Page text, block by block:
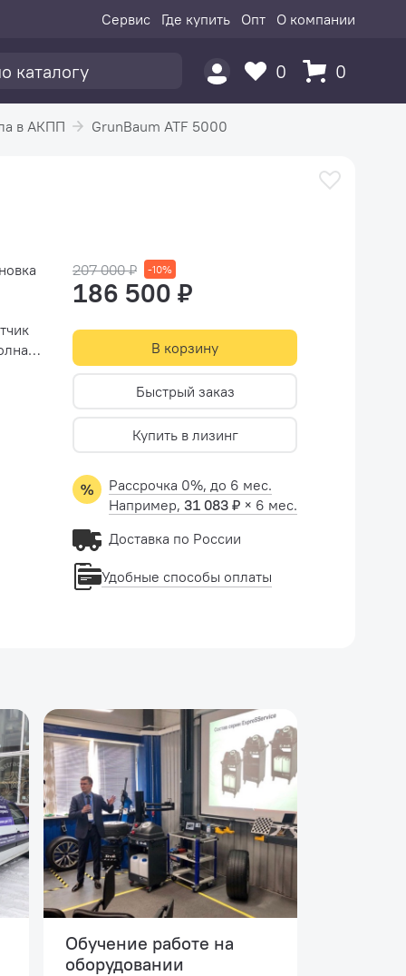
Сервис Где купить Опт О компании
0 0
в АКПП GrunBaum ATF 5000
207 000 ₽ -10%
186 500 ₽
В корзину
Быстрый заказ
Купить в лизинг
Рассрочка 0%, до 6 мес.
Например, 31 083 ₽ × 6 мес.
Доставка по России
Удобные способы оплаты
Обучение работе на
оборудовании